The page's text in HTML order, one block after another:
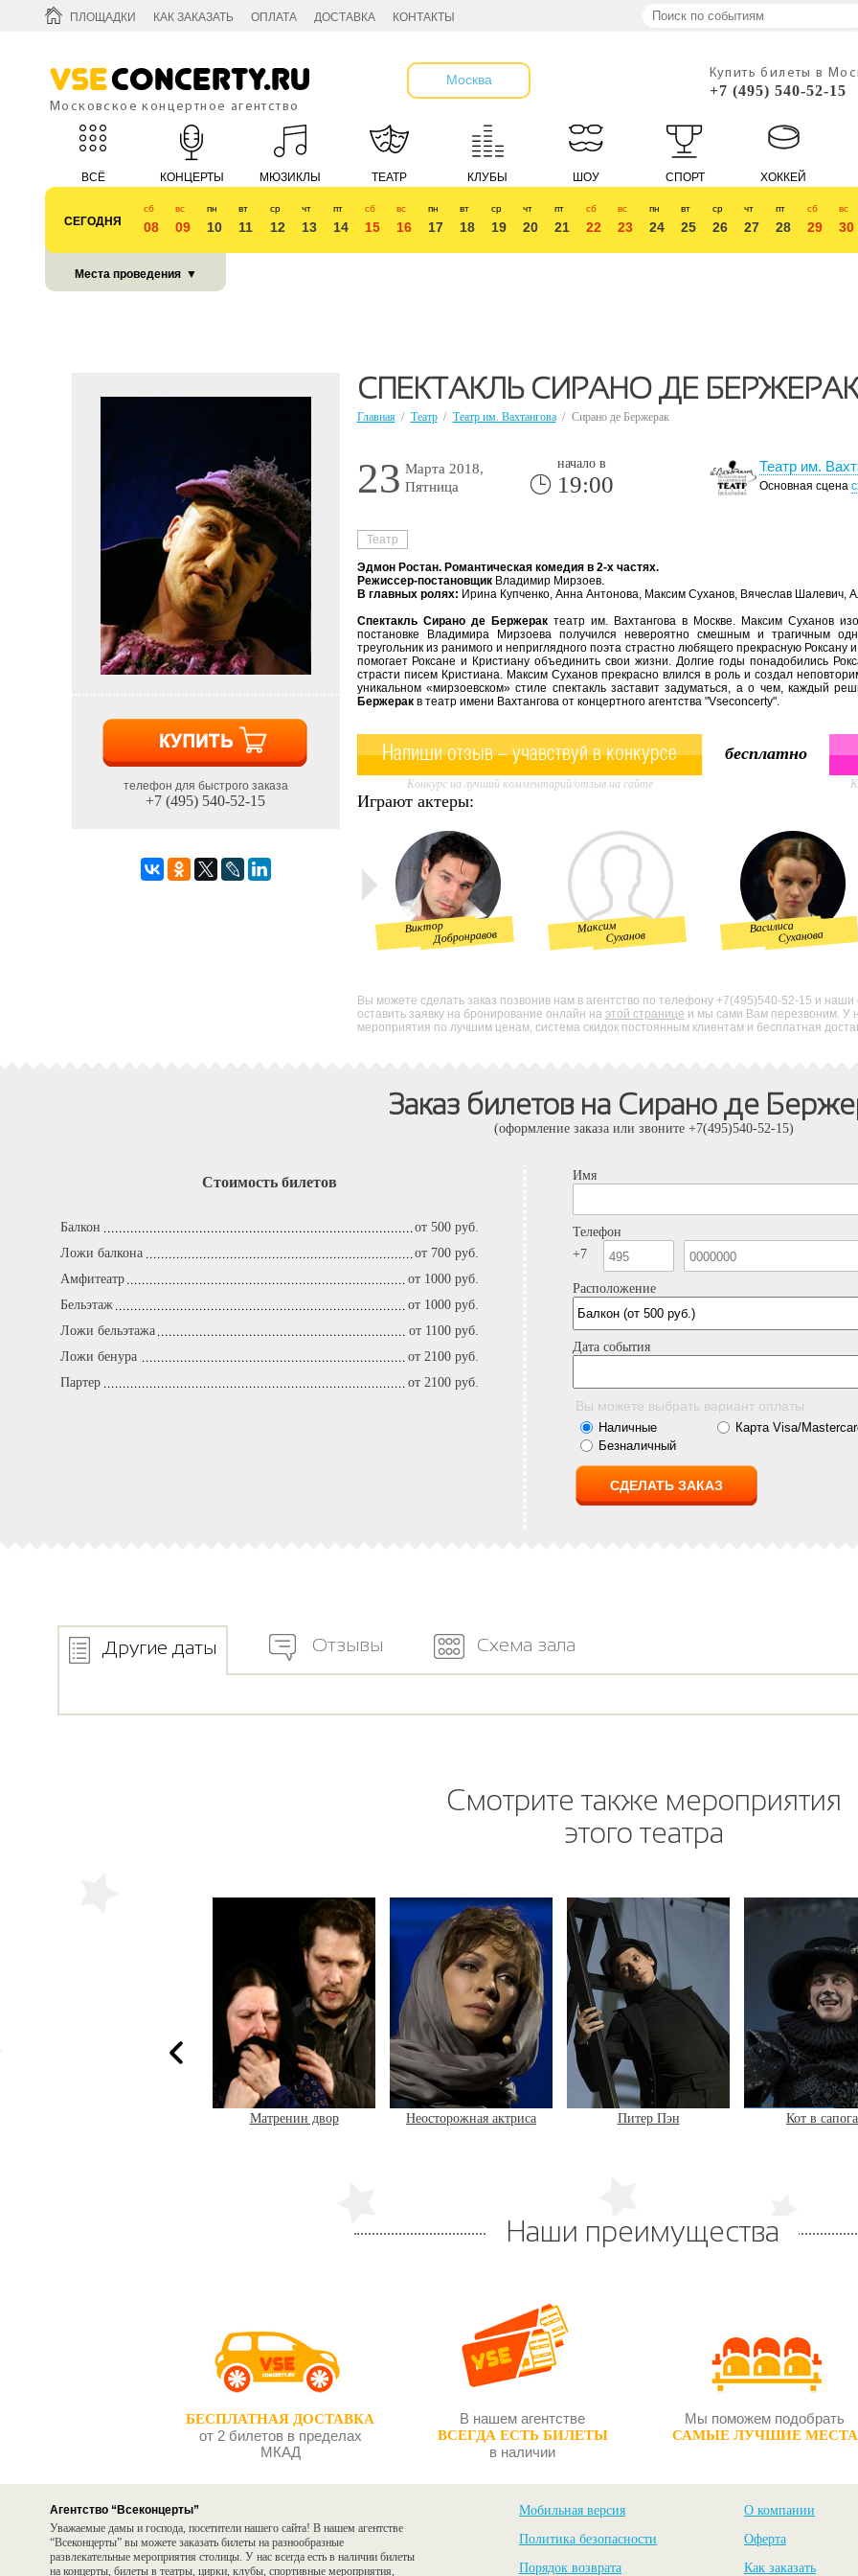
ПЛОЩАДКИ КАК ЗАКАЗАТЬ ОПЛАТА ДОСТАВКА КОНТАКТЫ
VseConcerty.ru
Московское концертное агентство
Москва Купить билеты в
+7 (495) 540-52-15
ВСЁ КОНЦЕРТЫ МЮЗИКЛЫ ТЕАТР КЛУБЫ ШОУ СПОРТ ХОККЕЙ
СЕГОДНЯ
сб
08
вс
09
пн
10
вт
11
ср
12
чт
13
пт
14
сб
15
вс
16
пн
17
вт
18
ср
19
чт
20
пт
21
сб
22
вс
23
пн
24
вт
25
ср
26
чт
27
пт
28
сб
29
вс
30
Места проведения ▼
телефон для быстрого заказа
+7 (495) 540-52-15
СПЕКТАКЛЬ СИРАНО ДЕ
Главная / Театр / Театр им. Вахтангова / Сирано де Бержерак
23 Марта 2018,
Пятница
начало в
19:00
Театр им.
Основная сцена
Театр
Эдмон Ростан. Романтическая комедия в 2-х частях.
Режиссер-постановщик Владимир Мирзоев.
В главных ролях: Ирина Купченко, Анна Антонова, Максим Суханов, Вячеслав Шалевич,
Спектакль Сирано де Бержерактеатр им. Вахтангова в Москве. Максим Суханов
постановке Владимира Мирзоева получился невероятно смешным и трагичным
треугольник из ранимого и неприглядного поэта страстно любящего прекрасную
помогает Роксане и Кристиану объединить свои жизни. Долгие годы понадобились
страсти писем Кристиана. Максим Суханов прекрасно влился в роль и создал
уникальном «мирзоевском» стиле спектакль заставит задуматься, а о чем, каждый
Бержеракв театр имени Вахтангова от концертного агентства "Vseconcerty".
Напиши отзыв - учавствуй в конкурсе
Конкурс на лучший комментарий/отзыв на сайте
бесплатно
Играют актеры:
Виктор
Добронравов
Максим
Суханов
Василиса
Суханова
Вы можете сделать заказ позвонив нам в агентство по телефону +7(495)540-52-15 и
оставить заявку на бронирование онлайн на этой странице и мы сами Вам перезвоним. У
мероприятия по лучшим ценам, система скидок постоянным клиентам и бесплатная
Заказ билетов на Сирано де
(оформление заказа или звоните +7(495)540-52-15)
Стоимость билетов
Балкон
от 500 руб.
Ложи балкона
от 700 руб.
Амфитеатр
от 1000 руб.
Бельэтаж
от 1000 руб.
Ложи бельэтажа
от 1100 руб.
Ложи бенура
от 2100 руб.
Партер
от 2100 руб.
Имя
Телефон
+7
Расположение
Дата события
Вы можете выбрать вариант оплаты
Наличные Карта Visa/
Безналичный
Другие даты Отзывы Схема зала
Смотрите также мероприятия
этого театра
Матренин двор Неосторожная актриса Питер Пэн Кот в
Наши преимущества
БЕСПЛАТНАЯ ДОСТАВКА
от 2 билетов в пределах
МКАД
В нашем агентстве
ВСЕГДА ЕСТЬ БИЛЕТЫ
в наличии
Мы поможем подобрать
САМЫЕ ЛУЧШИЕ МЕСТА
Агентство “Всеконцерты”
Уважаемые дамы и господа, посетители нашего сайта! В нашем агентстве
“Всеконцерты” вы можете заказать билеты на разнообразные
развлекательные мероприятия столицы. У нас всегда есть в наличии билеты
на концерты, билеты в театры, цирки, клубы, спортивные мероприятия,
Мобильная версия
Политика безопасности
Порядок возврата
О компании
Оферта
Как заказать